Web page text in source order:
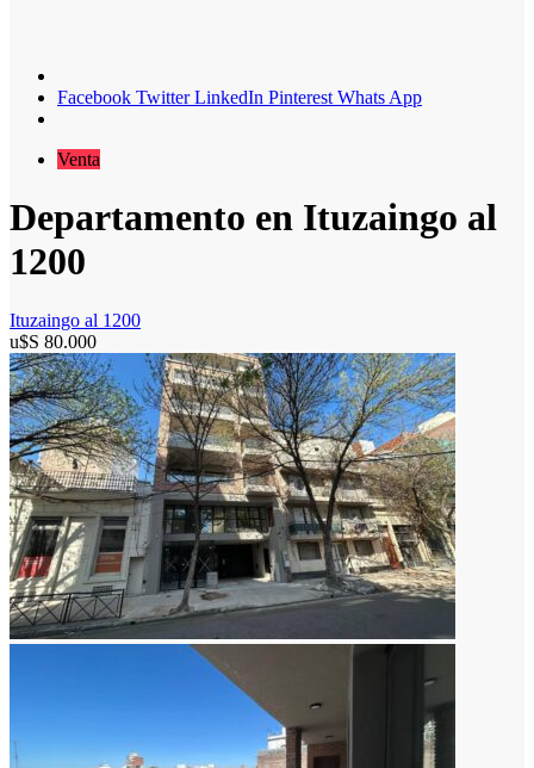
Facebook Twitter LinkedIn Pinterest Whats App
Venta
Departamento en Ituzaingo al
1200
Ituzaingo al 1200
u$S 80.000